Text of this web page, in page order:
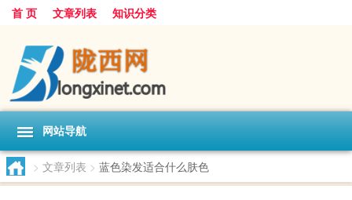
首 页 文章列表 知识分类
网站导航
> 文章列表 > 蓝色染发适合什么肤色